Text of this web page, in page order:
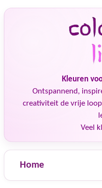
Kleuren
Ontspannend,
creativiteit de vrije
Veel
Home